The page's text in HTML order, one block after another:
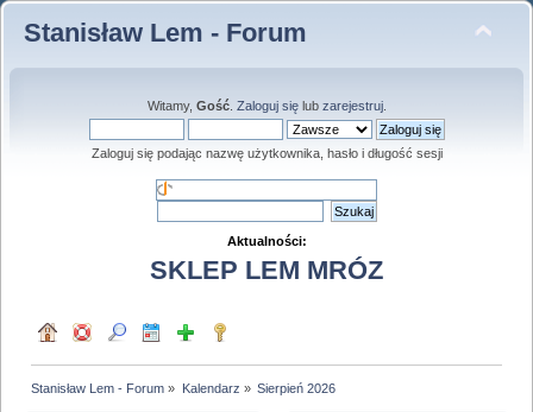
Stanisław Lem - Forum
Witamy, Gość. Zaloguj sięlub zarejestruj.
Zaloguj się podając nazwę użytkownika, hasło i długość sesji
Aktualności:
SKLEP LEM MRÓZ
Stanisław Lem - Forum » Kalendarz » Sierpień 2026